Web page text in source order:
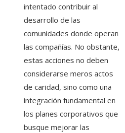
intentado contribuir al
desarrollo de las
comunidades donde operan
las compañías. No obstante,
estas acciones no deben
considerarse meros actos
de caridad, sino como una
integración fundamental en
los planes corporativos que
busque mejorar las